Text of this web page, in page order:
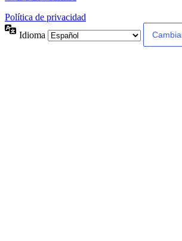
Política de privacidad
Idioma